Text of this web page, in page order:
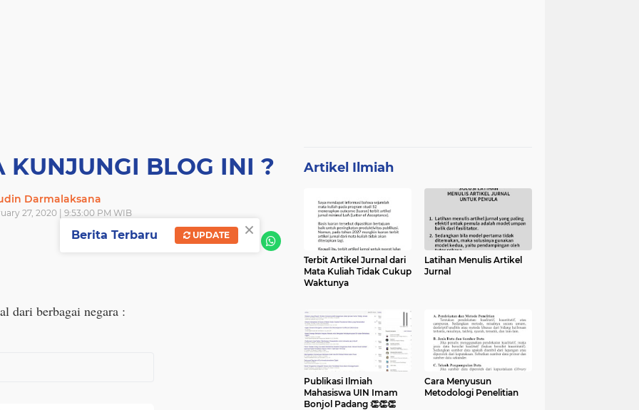
KUNJUNGI BLOG INI ?
Darmalaksana
27, 2020 | 9:53:00 PM WIB
SHARE
dari berbagai negara :
Artikel Ilmiah
Terbit Artikel Jurnal dari
Mata Kuliah Tidak Cukup
Waktunya
Latihan Menulis Artikel
Jurnal
Publikasi Ilmiah
Mahasiswa UIN Imam
Bonjol Padang 👏👏👏
Cara Menyusun
Metodologi Penelitian
×
Berita Terbaru UPDATE